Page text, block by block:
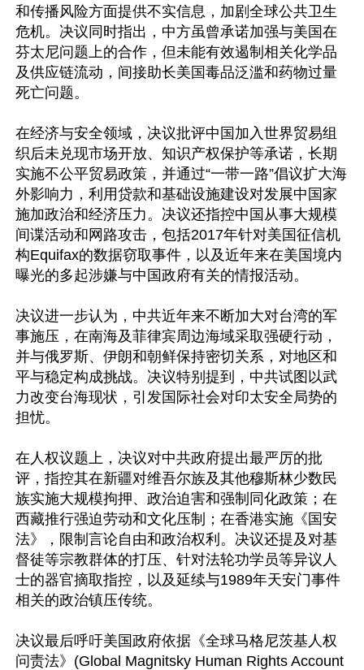
和传播风险方面提供不实信息，加剧全球公共卫生
危机。决议同时指出，中方虽曾承诺加强与美国在
芬太尼问题上的合作，但未能有效遏制相关化学品
及供应链流动，间接助长美国毒品泛滥和药物过量
死亡问题。
在经济与安全领域，决议批评中国加入世界贸易组
织后未兑现市场开放、知识产权保护等承诺，长期
实施不公平贸易政策，并通过“一带一路”倡议扩大海
外影响力，利用贷款和基础设施建设对发展中国家
施加政治和经济压力。决议还指控中国从事大规模
间谍活动和网路攻击，包括2017年针对美国征信机
构Equifax的数据窃取事件，以及近年来在美国境内
曝光的多起涉嫌与中国政府有关的情报活动。
决议进一步认为，中共近年来不断加大对台湾的军
事施压，在南海及菲律宾周边海域采取强硬行动，
并与俄罗斯、伊朗和朝鲜保持密切关系，对地区和
平与稳定构成挑战。决议特别提到，中共试图以武
力改变台海现状，引发国际社会对印太安全局势的
担忧。
在人权议题上，决议对中共政府提出最严厉的批
评，指控其在新疆对维吾尔族及其他穆斯林少数民
族实施大规模拘押、政治迫害和强制同化政策；在
西藏推行强迫劳动和文化压制；在香港实施《国安
法》，限制言论自由和政治权利。决议还提及对基
督徒等宗教群体的打压、针对法轮功学员等异议人
士的器官摘取指控，以及延续与1989年天安门事件
相关的政治镇压传统。
决议最后呼吁美国政府依据《全球马格尼茨基人权
问责法》(Global Magnitsky Human Rights Account